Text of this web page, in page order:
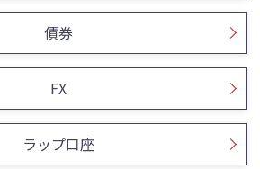
債券
FX
ラップ口座